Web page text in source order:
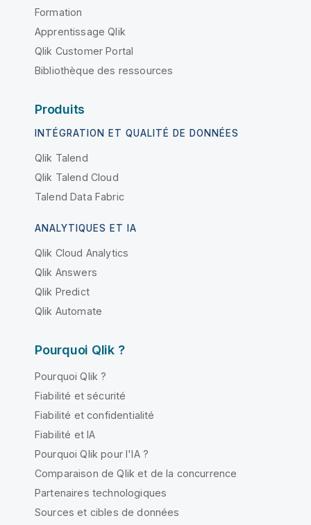
Formation
Apprentissage Qlik
Qlik Customer Portal
Bibliothèque des ressources
Produits
INTÉGRATION ET QUALITÉ DE DONNÉES
Qlik Talend
Qlik Talend Cloud
Talend Data Fabric
ANALYTIQUES ET IA
Qlik Cloud Analytics
Qlik Answers
Qlik Predict
Qlik Automate
Pourquoi Qlik ?
Pourquoi Qlik ?
Fiabilité et sécurité
Fiabilité et confidentialité
Fiabilité et IA
Pourquoi Qlik pour l'IA ?
Comparaison de Qlik et de la concurrence
Partenaires technologiques
Sources et cibles de données